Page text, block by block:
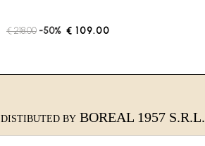
€ 218.00 -50% € 109.00
DISTIBUTED BY BOREAL 1957 S.R.L.
Viale dei platani, 29